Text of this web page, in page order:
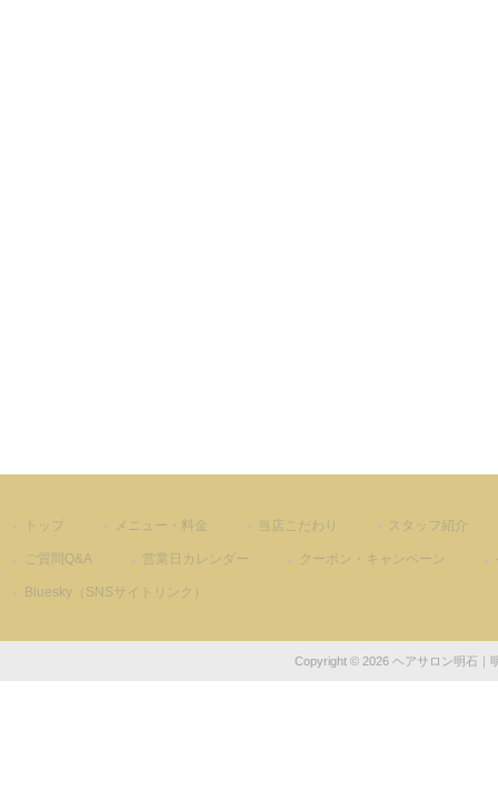
トップ メニュー・料金 当店こだわり スタッフ紹介
ご質問Q&A 営業日カレンダー クーポン・キャンペーン
Bluesky（SNSサイトリンク）
Copyright © 2026 ヘアサロン明石｜